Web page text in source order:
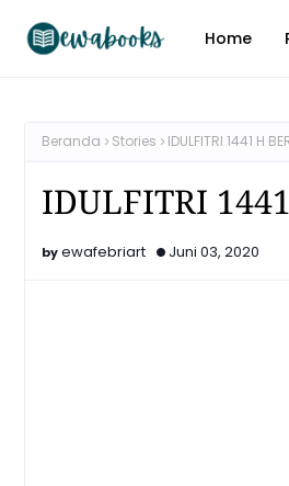
Home
Beranda Stories IDULFITRI 1441 H
IDULFITRI
ewafebriart Juni 03, 2020